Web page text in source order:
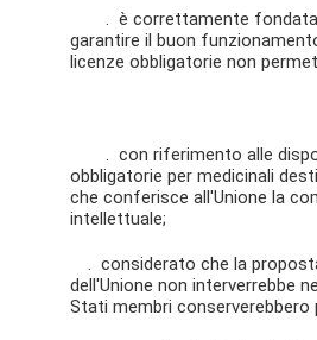
. è correttamente fondata
garantire il buon
licenze obbligatorie non
. con riferimento alle
obbligatorie per medicinali
che conferisce all'Unione la
intellettuale;
. considerato che la
dell'Unione non interverrebbe
Stati membri